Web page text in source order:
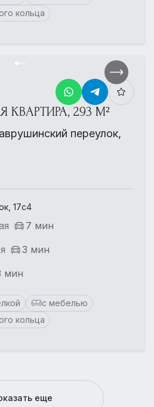
кольца
293 М²
переулок,
17с4
7 мин
3 мин
мин
с мебелью
кольца
еще